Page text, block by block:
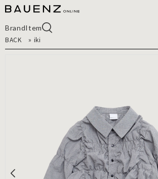
BrandItem
BACK
» iki